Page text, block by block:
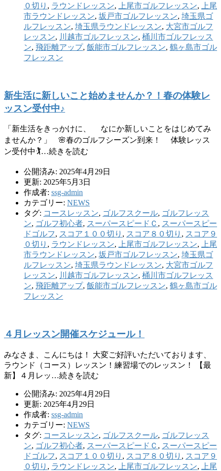
０切り , ラウンドレッスン, 上尾市ゴルフレッスン,
上尾
市ラウンドレッスン, 坂戸市ゴルフレッスン, 埼玉県ゴ
ルフレッスン, 埼玉県ラウンドレッスン, 大宮市ゴルフ
レッスン, 川越市ゴルフレッスン, 桶川市ゴルフレッス
ン, 飛距離アップ, 飯能市ゴルフレッスン, 鶴ヶ島市ゴル
フレッスン
新生活に新しいこと始めませんか？！春の体験レ
ッスン受付中♪
「新生活をきっかけに、 なにか新しいことをはじめてみ
ませんか？」 🌸春のゴルフシーズン到来！ 体験レッス
ン受付中🏌…続きを読む
公開済み: 2025年4月29日
更新: 2025年5月3日
作成者: ssg-admin
カテゴリー: NEWS
タグ: コースレッスン, ゴルフスクール, ゴルフレッス
ン, ゴルフ初心者, スーパースピードＣ , スーパースピー
ドゴルフ, スコア１００切り , スコア８０切り , スコア９
０切り , ラウンドレッスン, 上尾市ゴルフレッスン,
上尾
市ラウンドレッスン, 坂戸市ゴルフレッスン, 埼玉県ゴ
ルフレッスン, 埼玉県ラウンドレッスン, 大宮市ゴルフ
レッスン, 川越市ゴルフレッスン, 桶川市ゴルフレッス
ン, 飛距離アップ, 飯能市ゴルフレッスン, 鶴ヶ島市ゴル
フレッスン
４月レッスン開催スケジュール！
みなさま、こんにちは！ 大変ご好評いただいております、
ラウンド（コース）レッスン！練習場でのレッスン！ 【最
新】４月レッ…続きを読む
公開済み: 2025年4月29日
更新: 2025年4月29日
作成者: ssg-admin
カテゴリー: NEWS
タグ: コースレッスン, ゴルフスクール, ゴルフレッス
ン, ゴルフ初心者, スーパースピードＣ , スーパースピー
ドゴルフ, スコア１００切り , スコア８０切り , スコア９
０切り , ラウンドレッスン, 上尾市ゴルフレッスン,
上尾